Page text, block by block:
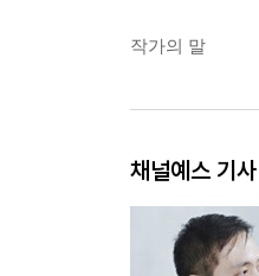
작가의 말
채널예스 기사